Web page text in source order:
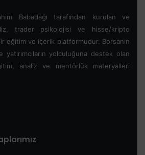
Babadağı tarafından kurulan ve
trader psikolojisi ve hisse/kripto
eğitim ve içerik platformudur. Borsanın
yatırımcıların yolculuğuna destek olan
analiz ve mentörlük materyalleri